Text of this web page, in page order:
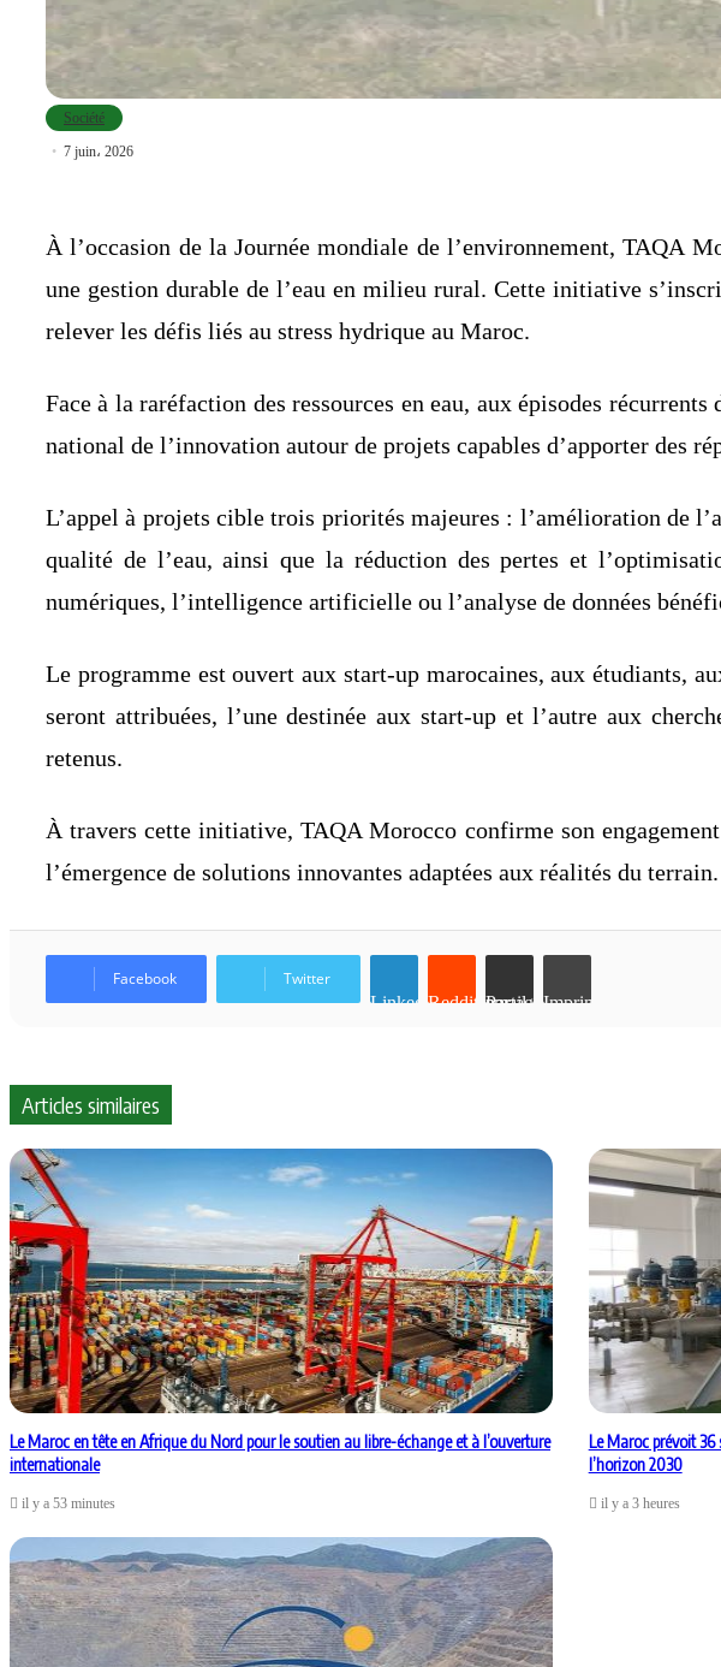
Société
7 juin، 2026
À l’occasion de la Journée mondiale de l’environnement, TAQA
une gestion durable de l’eau en milieu rural. Cette initiative
relever les défis liés au stress hydrique au Maroc.
Face à la raréfaction des ressources en eau, aux épisodes
national de l’innovation autour de projets capables d’apporter des
L’appel à projets cible trois priorités majeures : l’amélioration de
qualité de l’eau, ainsi que la réduction des pertes et
numériques, l’intelligence artificielle ou l’analyse de données
Le programme est ouvert aux start-up marocaines, aux étudiants,
seront attribuées, l’une destinée aux start-up et l’autre aux
retenus.
À travers cette initiative, TAQA Morocco confirme son
l’émergence de solutions innovantes adaptées aux réalités du terrain.
Facebook
Twitter
LinkedinReddit Partager par email Imprimer
Articles similaires
Le Maroc en tête en Afrique du Nord pour le soutien au libre-échange et à l’ouverture
internationale
il y a 53 minutes
Le Maroc prévoit
l’horizon 2030
il y a 3 heures